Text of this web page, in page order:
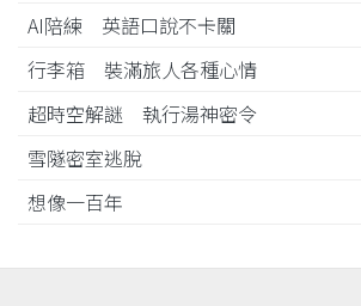
AI陪練 英語口說不卡關
行李箱 裝滿旅人各種心情
超時空解謎 執行湯神密令
雪隧密室逃脫
想像一百年